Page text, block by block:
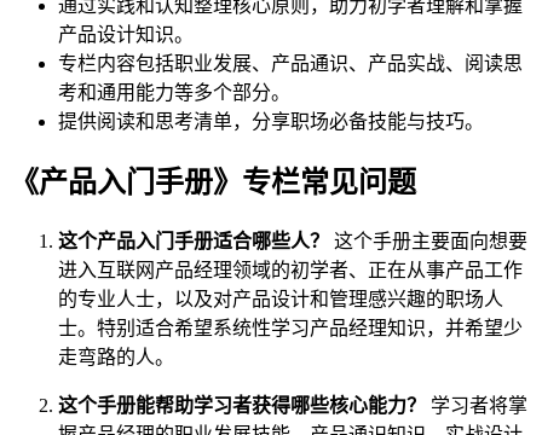
通过实践和认知整理核心原则，助力初学者理解和掌握
产品设计知识。
专栏内容包括职业发展、产品通识、产品实战、阅读思
考和通用能力等多个部分。
提供阅读和思考清单，分享职场必备技能与技巧。
《产品入门手册》专栏常见问题
这个产品入门手册适合哪些人？
这个手册主要面向想要
进入互联网产品经理领域的初学者、正在从事产品工作
的专业人士，以及对产品设计和管理感兴趣的职场人
士。特别适合希望系统性学习产品经理知识，并希望少
走弯路的人。
这个手册能帮助学习者获得哪些核心能力？
学习者将掌